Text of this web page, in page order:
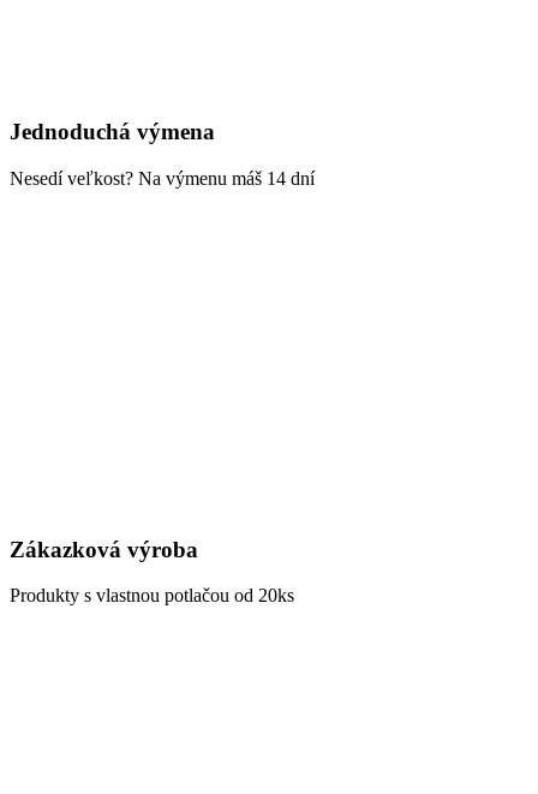
Jednoduchá výmena
Nesedí veľkost? Na výmenu máš 14 dní
Zákazková výroba
Produkty s vlastnou potlačou od 20ks